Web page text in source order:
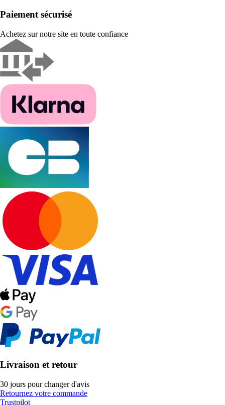
Paiement sécurisé
Achetez sur notre site en toute confiance
Livraison et retour
30 jours pour changer d'avis
Retournez votre commande
Trustpilot